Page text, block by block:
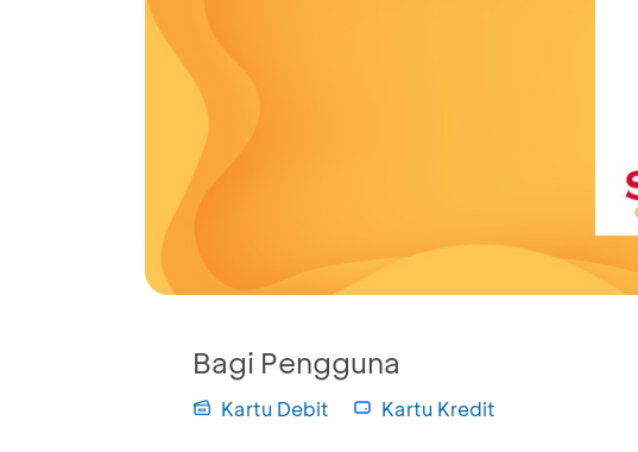
Bagi Pengguna
Kartu Debit Kartu Kredit